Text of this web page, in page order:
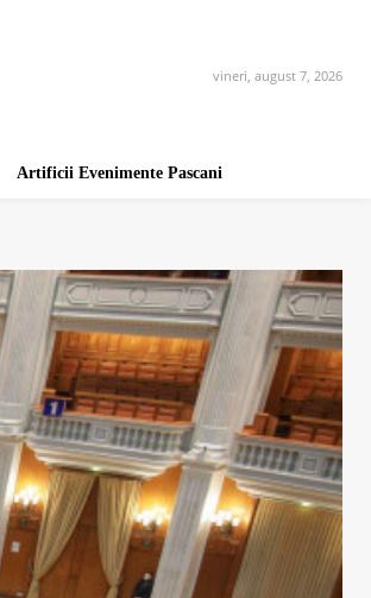
vineri, august 7, 2026
Artificii Evenimente Pascani